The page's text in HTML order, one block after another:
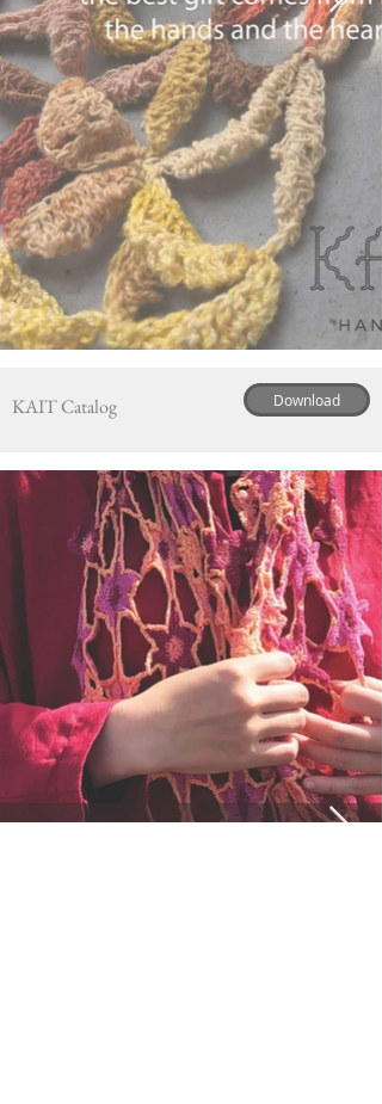
KAIT Catalog Download